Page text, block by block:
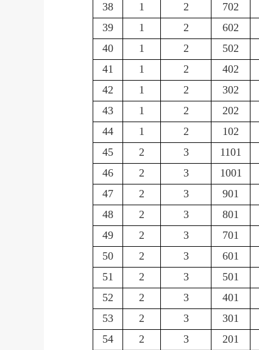
38
1 2 702
39
1 2 602
40
1 2 502
41
1 2 402
42
1 2 302
43
1 2 202
44
1 2 102
45
2 3 1101
46
2 3 1001
47
2 3 901
48
2 3 801
49
2 3 701
50
2 3 601
51
2 3 501
52
2 3 401
53
2 3 301
54
2 3 201